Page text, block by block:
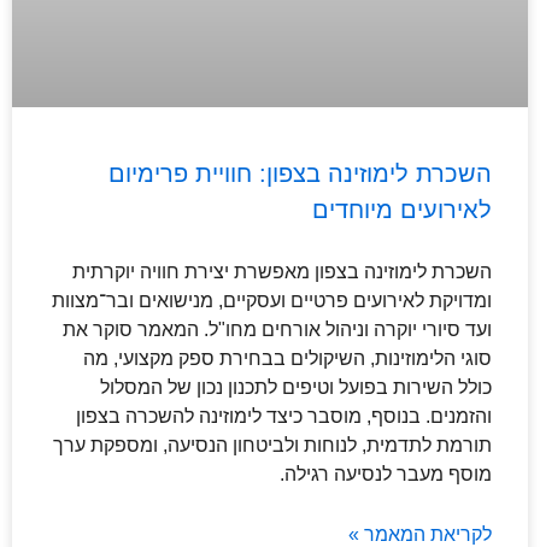
השכרת לימוזינה בצפון: חוויית פרימיום
לאירועים מיוחדים
השכרת לימוזינה בצפון מאפשרת יצירת חוויה יוקרתית
ומדויקת לאירועים פרטיים ועסקיים, מנישואים ובר־מצוות
ועד סיורי יוקרה וניהול אורחים מחו"ל. המאמר סוקר את
סוגי הלימוזינות, השיקולים בבחירת ספק מקצועי, מה
כולל השירות בפועל וטיפים לתכנון נכון של המסלול
והזמנים. בנוסף, מוסבר כיצד לימוזינה להשכרה בצפון
תורמת לתדמית, לנוחות ולביטחון הנסיעה, ומספקת ערך
מוסף מעבר לנסיעה רגילה.
לקריאת המאמר »